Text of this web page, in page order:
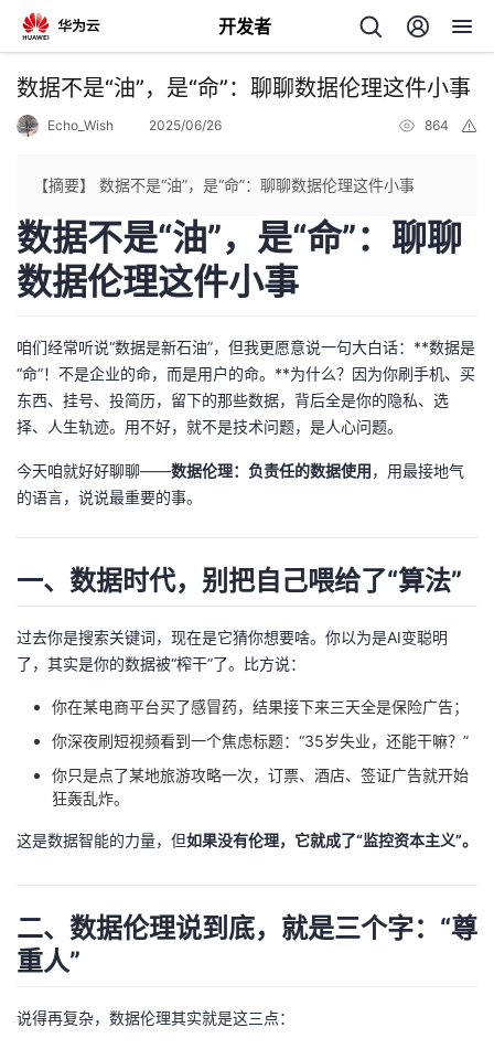
开发者
返
个
主
页
的
开
发
者
我
的
客
我
论
坛
的
圈
子
我
的
直
我
的
动
我
关
注
的
开
我
的
我
数据不是“油”，是“命”：聊聊数据伦理这件小事
Echo_Wish 2025/06/26 864
【摘要】 数据不是“油”，是“命”：聊聊数据伦理这件小事
数据不是“油”，是“命”：聊聊
数据伦理这件小事
咱们经常听说“数据是新石油”，但我更愿意说一句大白话：**数据是
“命”！不是企业的命，而是用户的命。**为什么？因为你刷手机、买
东西、挂号、投简历，留下的那些数据，背后全是你的隐私、选
择、人生轨迹。用不好，就不是技术问题，是人心问题。
今天咱就好好聊聊——数据伦理：负责任的数据使用，用最接地气
的语言，说说最重要的事。
一、数据时代，别把自己喂给了“算法”
过去你是搜索关键词，现在是它猜你想要啥。你以为是AI变聪明
了，其实是你的数据被“榨干”了。比方说：
你在某电商平台买了感冒药，结果接下来三天全是保险广告；
你深夜刷短视频看到一个焦虑标题：“35岁失业，还能干嘛？”
你只是点了某地旅游攻略一次，订票、酒店、签证广告就开始
狂轰乱炸。
这是数据智能的力量，但如果没有伦理，它就成了“监控资本主义”。
二、数据伦理说到底，就是三个字：“尊
重人”
说得再复杂，数据伦理其实就是这三点：